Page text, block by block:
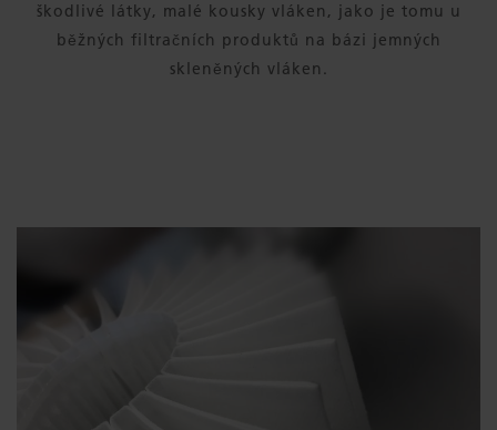
škodlivé látky, malé kousky vláken, jako je tomu u
běžných filtračních produktů na bázi jemných
skleněných vláken.